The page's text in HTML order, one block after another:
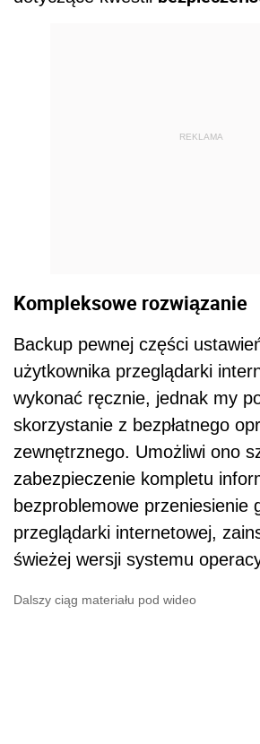
REKLAMA
Kompleksowe rozwiązanie
Backup pewnej części
użytkownika przeglądarki
wykonać ręcznie, jednak my
skorzystanie z bezpłatnego
zewnętrznego. Umożliwi ono
zabezpieczenie kompletu
bezproblemowe przeniesienie
przeglądarki internetowej,
świeżej wersji systemu
Dalszy ciąg materiału pod wideo